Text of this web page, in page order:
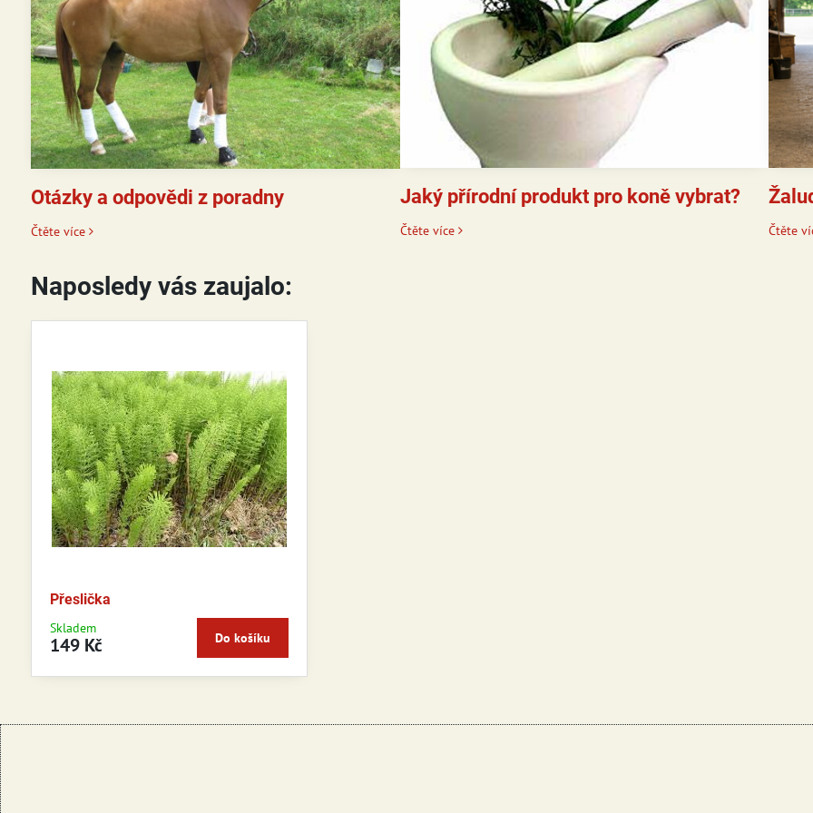
Otázky a odpovědi z poradny
Čtěte více
Jaký přírodní produkt pro koně vybrat?
Čtěte více Čtěte
Naposledy vás zaujalo:
Přeslička
Skladem
149 Kč Do košíku